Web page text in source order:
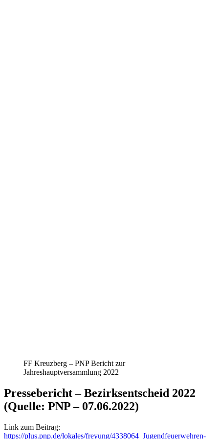
FF Kreuzberg – PNP Bericht zur
Jahreshauptversammlung 2022
Pressebericht – Bezirksentscheid 2022
(Quelle: PNP – 07.06.2022)
Link zum Beitrag:
https://plus.pnp.de/lokales/freyung/4338064_Jugendfeuerwehren-